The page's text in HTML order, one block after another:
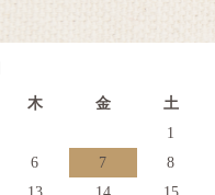
木 金
土
1
6 7
8